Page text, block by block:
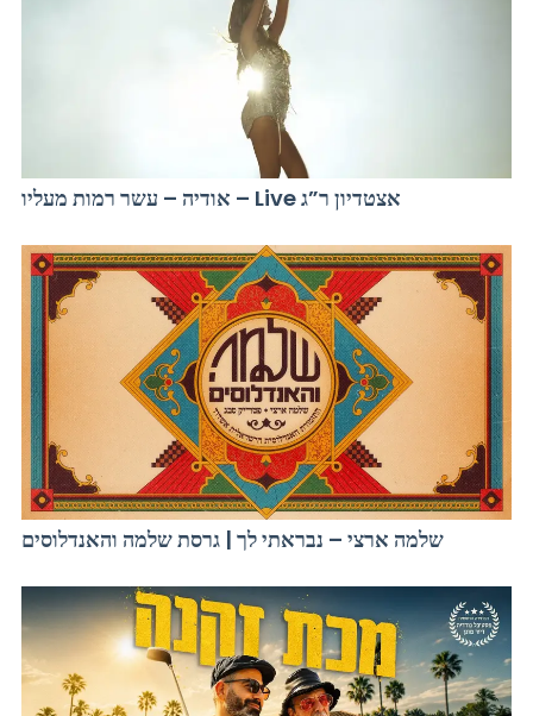
אודיה – עשר רמות מעליו – Live אצטדיון ר”ג
שלמה ארצי – נבראתי לך | גרסת שלמה והאנדלוסים